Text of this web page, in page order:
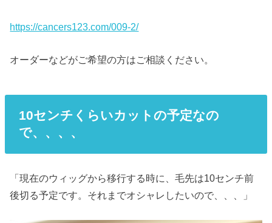
https://cancers123.com/009-2/
オーダーなどがご希望の方はご相談ください。
10センチ くらいカット の予定なの
で、、、、
「現在のウィッグから移行する時に、毛先は10センチ前
後切る予定です。それまでオシャレしたいので、、、」